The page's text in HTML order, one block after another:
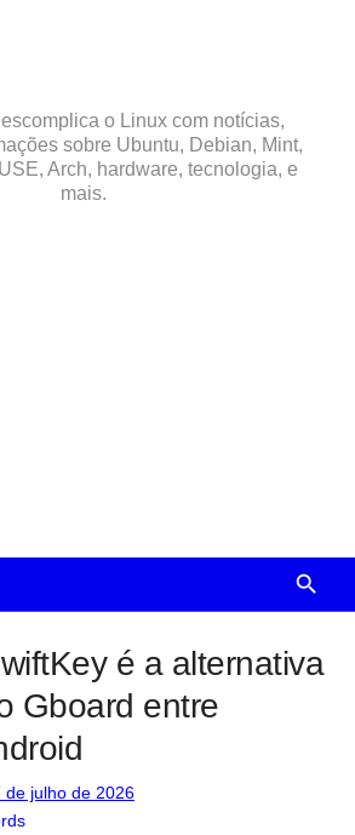
o Linux com notícias,
sobre Ubuntu, Debian, Mint,
Arch, hardware, tecnologia, e
mais.
é a alternativa
Gboard entre
de julho de 2026